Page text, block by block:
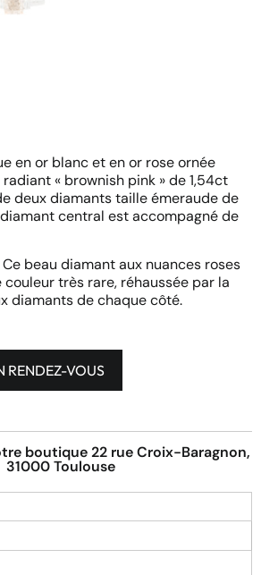
en or blanc et en or rose ornée
« brownish pink » de 1,54ct
deux diamants taille émeraude de
central est accompagné de
Ce beau diamant aux nuances roses
très rare, réhaussée par la
diamants de chaque côté.
RENDEZ-VOUS
boutique 22 rue Croix-Baragnon,
31000 Toulouse